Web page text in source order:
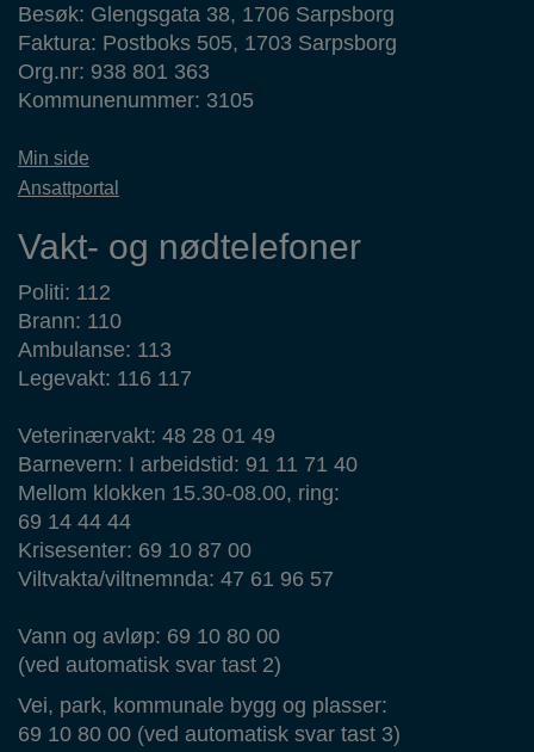
Besøk: Glengsgata 38, 1706 Sarpsborg
Faktura: Postboks 505, 1703 Sarpsborg
Org.nr: 938 801 363
Kommunenummer: 3105
Min side
Ansattportal
Vakt- og nødtelefoner
Politi: 112
Brann: 110
Ambulanse: 113
Legevakt: 116 117
Veterinærvakt: 48 28 01 49
Barnevern: I arbeidstid: 91 11 71 40
Mellom klokken 15.30-08.00, ring:
69 14 44 44
Krisesenter: 69 10 87 00
Viltvakta/viltnemnda: 47 61 96 57
Vann og avløp: 69 10 80 00
(ved automatisk svar tast 2)
Vei, park, kommunale bygg og plasser:
69 10 80 00 (ved automatisk svar tast 3)